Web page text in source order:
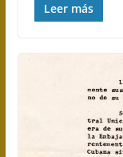
Leer más